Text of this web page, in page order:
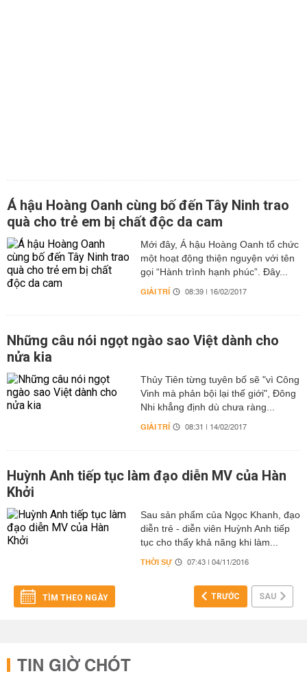
Á hậu Hoàng Oanh cùng bố đến Tây Ninh trao
quà cho trẻ em bị chất độc da cam
Mới đây, Á hậu Hoàng Oanh tổ chức
một hoạt động thiện nguyện với tên
gọi “Hành trình hạnh phúc”. Đây...
GIẢI TRÍ 08:39 | 16/02/2017
Những câu nói ngọt ngào sao Việt dành cho
nửa kia
Thủy Tiên từng tuyên bố sẽ "vì Công
Vinh mà phản bội lại thế giới", Đông
Nhi khẳng định dù chưa ràng...
GIẢI TRÍ 08:31 | 14/02/2017
Huỳnh Anh tiếp tục làm đạo diễn MV của Hàn
Khởi
Sau sản phẩm của Ngọc Khanh, đạo
diễn trẻ - diễn viên Huỳnh Anh tiếp
tục cho thấy khả năng khi làm...
THỜI SỰ 07:43 | 04/11/2016
TÌM THEO NGÀY TRƯỚC SAU
TIN GIỜ CHÓT